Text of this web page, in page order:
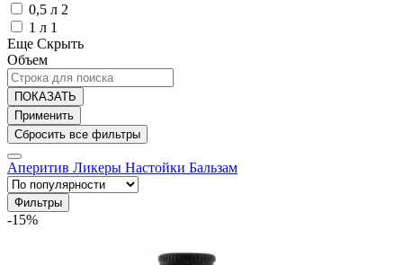
0,5 л 2
1 л 1
Еще Скрыть
Объем
ПОКАЗАТЬ
Аперитив Ликеры Настойки Бальзам
Фильтры
-15%